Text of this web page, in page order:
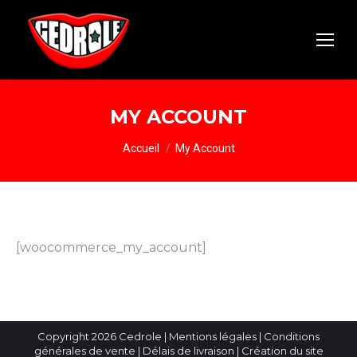
MY ACCOUNT
Vous êtes ici :
Accueil My Account
[woocommerce_my_account]
Copyright 2026 Cedrole | Mentions légales | Conditions
générales de vente | Délais de livraison | Création du site